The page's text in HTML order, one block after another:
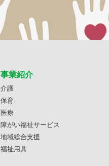
事業紹介
介護
保育
医療
障がい福祉サービス
地域総合支援
福祉用具